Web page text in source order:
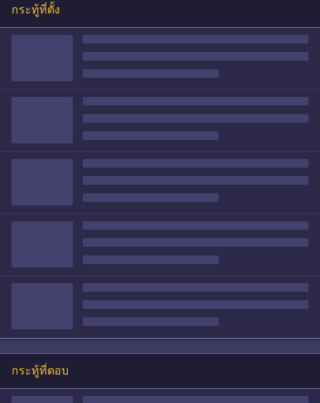
กระทู้ที่ตั้ง
กระทู้ที่ตอบ